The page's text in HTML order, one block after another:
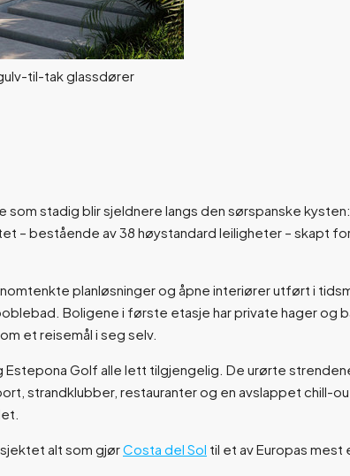
som stadig blir sjeldnere langs den sørspanske
bestående av 38 høystandard leiligheter – skapt
planløsninger og åpne interiører utført i
Boligene i første etasje har private hager
et reisemål i seg selv.
Golf alle lett tilgjengelig. De urørte
strandklubber, restauranter og en avslappet chill-
alt som gjørCosta del Sol til et av Europas